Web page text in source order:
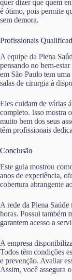
quer dizer que quem
é ótimo, pois permite
sem demora.
Profissionais
A equipe da Plena
pensando no bem-
em São Paulo tem
salas de cirurgia à
Eles cuidam de várias
completo. Isso mostra
muito bem dos seus
têm profissionais
Conclusão
Este guia mostrou
anos de experiência,
cobertura abrangente
A rede da Plena
horas. Possui também
garantem acesso a
A empresa
Todos têm condições
e prevenção. Avaliar
Assim, você assegura